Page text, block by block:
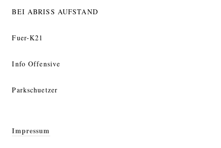
BEI ABRISS AUFSTAND
Fuer-K21
Info Offensive
Parkschuetzer
Impressum